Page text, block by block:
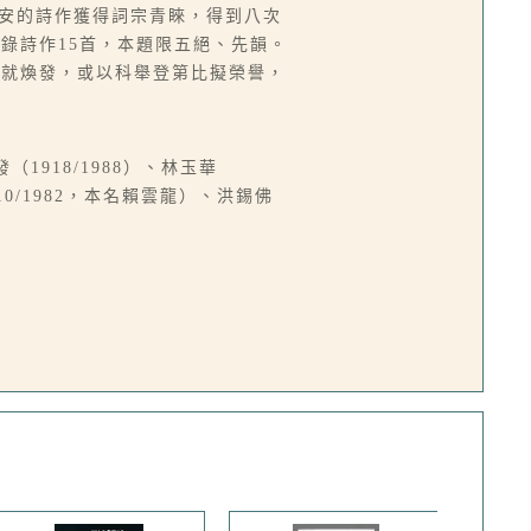
的詩作獲得詞宗青睞，得到八次
詩作15首，本題限五絕、先韻。
煥發，或以科舉登第比擬榮譽，
（1918/1988）、林玉華
1982，本名賴雲龍）、洪錫佛